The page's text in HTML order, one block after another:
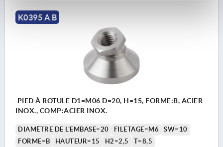
K0395 A B
PIED À ROTULE D1=M06 D=20, H=15, FORME:B, ACIER
INOX., COMP:ACIER INOX.
DIAMÈTRE DE L'EMBASE=20 FILETAGE=M6
SW=10
FORME=B
HAUTEUR=15 H2=2,5
T=8,5